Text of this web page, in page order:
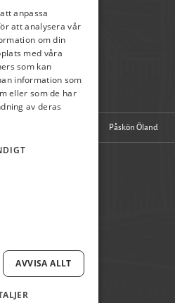
17 04
Påskön Öland
anpassa
att analysera vår
om din
med våra
som kan
information som
eller som de har
av deras
AVVISA ALLT